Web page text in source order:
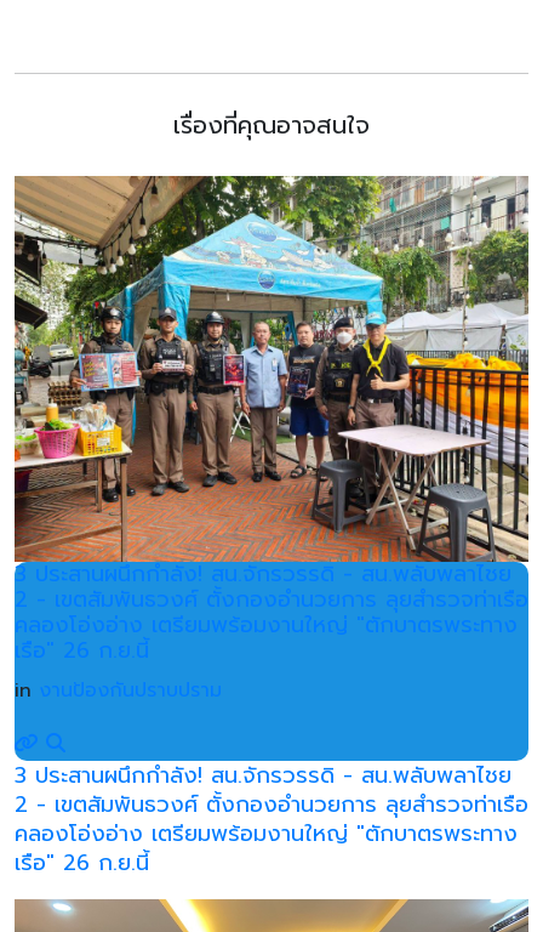
เรื่องที่คุณอาจสนใจ
3 ประสานผนึกกำลัง! สน.จักรวรรดิ - สน.พลับพลาไชย
2 - เขตสัมพันธวงศ์ ตั้งกองอำนวยการ ลุยสำรวจท่าเรือ
คลองโอ่งอ่าง เตรียมพร้อมงานใหญ่ "ตักบาตรพระทาง
เรือ" 26 ก.ย.นี้
in งานป้องกันปราบปราม
3 ประสานผนึกกำลัง! สน.จักรวรรดิ - สน.พลับพลาไชย
2 - เขตสัมพันธวงศ์ ตั้งกองอำนวยการ ลุยสำรวจท่าเรือ
คลองโอ่งอ่าง เตรียมพร้อมงานใหญ่ "ตักบาตรพระทาง
เรือ" 26 ก.ย.นี้